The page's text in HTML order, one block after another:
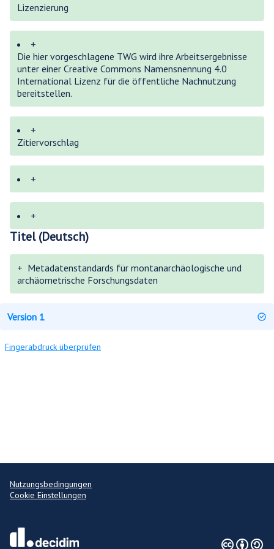
Lizenzierung
+
Die hier vorgeschlagene TWG wird ihre Arbeitsergebnisse
unter einer Creative Commons Namensnennung 4.0
International Lizenz für die öffentliche Nachnutzung
bereitstellen.
+
Zitiervorschlag
+
+
Titel (Deutsch)
+ Metadatenstandards für montanarchäologische und
archäometrische Forschungsdaten
Version 1
Fingerabdruck überprüfen
Nutzungsbedingungen
Cookie Einstellungen
Creative
(Externer